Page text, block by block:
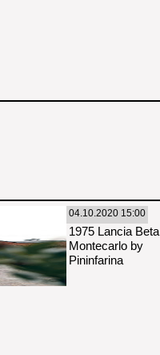
04.10.2020 15:00
1975 Lancia Beta
Montecarlo by
Pininfarina